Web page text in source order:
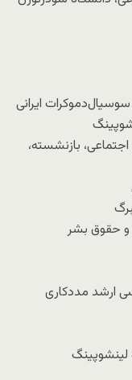
بازنشسته،
ارشد مددکاری